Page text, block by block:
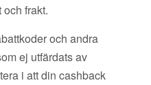
frakt.
och andra
ej utfärdats av
i att din cashback